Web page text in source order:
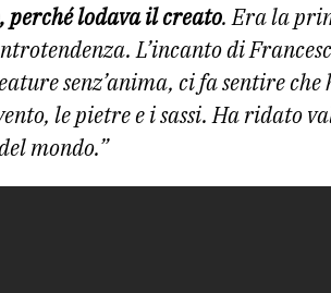
lodava il creato. Era la
L’incanto di
senz’anima, ci fa sentire che
le pietre e i sassi. Ha ridato
mondo.”